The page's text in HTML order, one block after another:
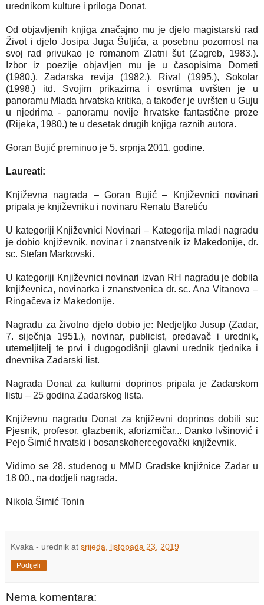
urednikom kulture i priloga Donat.
Od objavljenih knjiga značajno mu je djelo magistarski rad
Život i djelo Josipa Juga Šuljića, a posebnu pozornost na
svoj rad privukao je romanom Zlatni šut (Zagreb, 1983.).
Izbor iz poezije objavljen mu je u časopisima Dometi
(1980.), Zadarska revija (1982.), Rival (1995.), Sokolar
(1998.) itd. Svojim prikazima i osvrtima uvršten je u
panoramu Mlada hrvatska kritika, a također je uvršten u Guju
u njedrima - panoramu novije hrvatske fantastične proze
(Rijeka, 1980.) te u desetak drugih knjiga raznih autora.
Goran Bujić preminuo je 5. srpnja 2011. godine.
Laureati:
Književna nagrada – Goran Bujić – Književnici novinari
pripala je književniku i novinaru Renatu Baretiću
U kategoriji Književnici Novinari – Kategorija mladi nagradu
je dobio književnik, novinar i znanstvenik iz Makedonije, dr.
sc. Stefan Markovski.
U kategoriji Književnici novinari izvan RH nagradu je dobila
književnica, novinarka i znanstvenica dr. sc. Ana Vitanova –
Ringačeva iz Makedonije.
Nagradu za životno djelo dobio je: Nedjeljko Jusup (Zadar,
7. siječnja 1951.), novinar, publicist, predavač i urednik,
utemeljitelj te prvi i dugogodišnji glavni urednik tjednika i
dnevnika Zadarski list.
Nagrada Donat za kulturni doprinos pripala je Zadarskom
listu – 25 godina Zadarskog lista.
Književnu nagradu Donat za književni doprinos dobili su:
Pjesnik, profesor, glazbenik, aforizmičar... Danko Ivšinović i
Pejo Šimić hrvatski i bosanskohercegovački književnik.
Vidimo se 28. studenog u MMD Gradske knjižnice Zadar u
18 00., na dodjeli nagrada.
Nikola Šimić Tonin
Kvaka - urednik at srijeda, listopada 23, 2019
Podijeli
Nema komentara: